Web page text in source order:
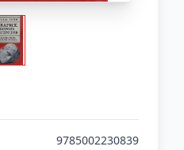
9785002230839